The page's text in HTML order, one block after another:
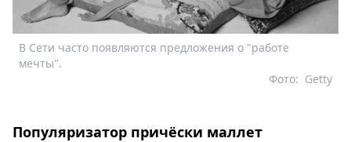
В Сети часто появляются предложения о "работе
мечты".
Getty
Фото:
Популяризатор причёски маллет